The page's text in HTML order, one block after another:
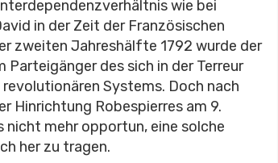
wie bei
in der Zeit der Französischen
zweiten Jahreshälfte 1792 wurde der
Parteigänger des sich in der Terreur
Systems. Doch nach
Hinrichtung Robespierres am 9.
nicht mehr opportun, eine solche
her zu tragen.